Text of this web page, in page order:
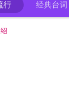
行 经典台词